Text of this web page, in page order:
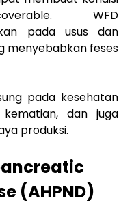
WFD
pada usus dan
menyebabkan feses
pada kesehatan
dan juga
produksi.
(AHPND)